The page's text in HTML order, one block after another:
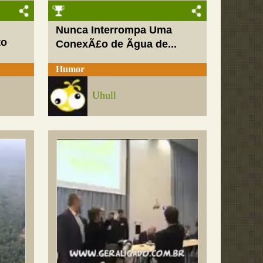
Nunca Interrompa Uma
ConexÃ£o de Ãgua de...
Humor
Uhull